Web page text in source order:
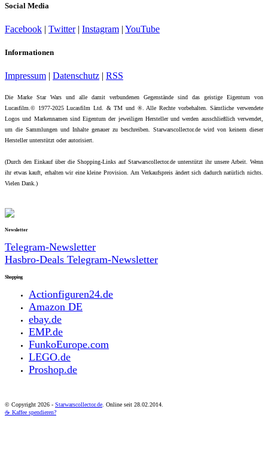
Social Media
Facebook | Twitter| Instagram | YouTube
Informationen
Impressum | Datenschutz | RSS
Die Marke Star Wars und alle damit verbundenen Gegenstände sind das geistige Eigentum von
Lucasfilm.© 1977-2025 Lucasfilm Ltd. & TM und ®. Alle Rechte vorbehalten. Sämtliche verwendete
Logos und Markennamen sind Eigentum der jeweiligen Hersteller und werden ausschließlich verwendet,
um die Sammlungen und Inhalte genauer zu beschreiben. Starwarscollector.de wird von keinem dieser
Hersteller unterstützt oder autorisiert.
(Durch den Einkauf über die Shopping-Links auf Starwarscollector.de unterstützt ihr unsere Arbeit. Wenn
ihr etwas kauft, erhalten wir eine kleine Provision. Am Verkaufspreis ändert sich dadurch natürlich nichts.
Vielen Dank.)
Newsletter
Telegram-Newsletter
Hasbro-Deals Telegram-Newsletter
Shopping
Actionfiguren24.de
Amazon DE
ebay.de
EMP.de
FunkoEurope.com
LEGO.de
Proshop.de
© Copyright 2026 - Starwarscollector.de . Online seit 28.02.2014.
☕ Kaffee spendieren?